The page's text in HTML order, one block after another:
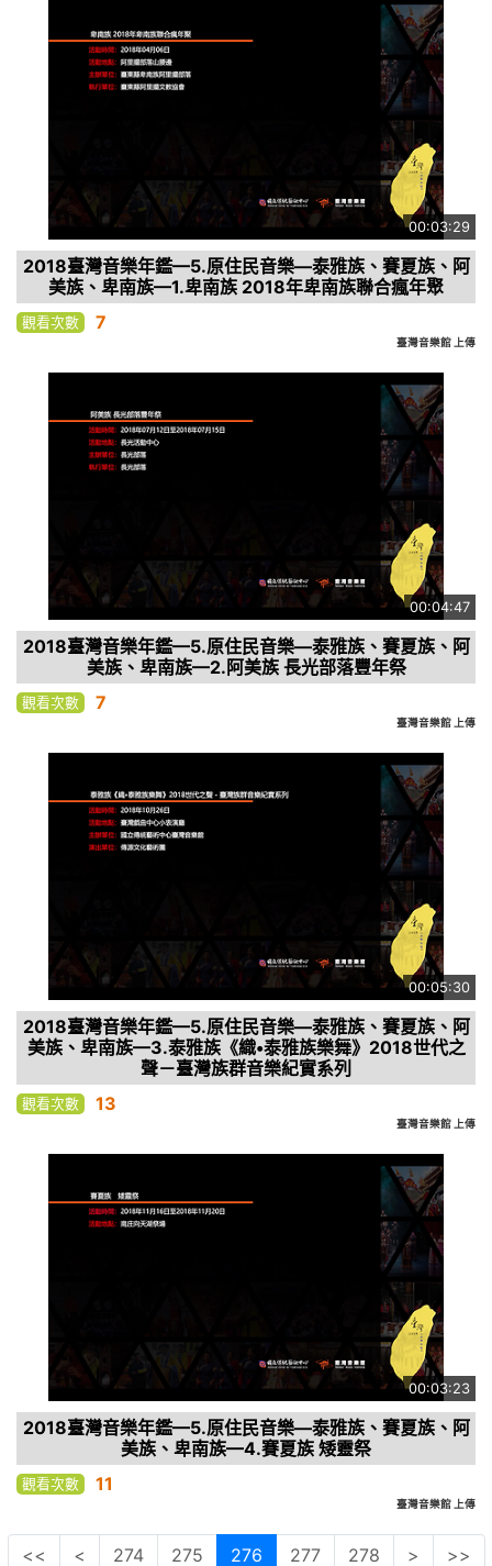
00:03:29
2018臺灣音樂年鑑—5.原住民音樂—泰雅族、賽夏族、阿
美族、卑南族—1.卑南族 2018年卑南族聯合瘋年聚
觀看次數 7
臺灣音樂館 上傳
00:04:47
2018臺灣音樂年鑑—5.原住民音樂—泰雅族、賽夏族、阿
美族、卑南族—2.阿美族 長光部落豐年祭
觀看次數 7
臺灣音樂館 上傳
00:05:30
2018臺灣音樂年鑑—5.原住民音樂—泰雅族、賽夏族、阿
美族、卑南族—3.泰雅族《織•泰雅族樂舞》2018世代之
聲－臺灣族群音樂紀實系列
觀看次數 13
臺灣音樂館 上傳
00:03:23
2018臺灣音樂年鑑—5.原住民音樂—泰雅族、賽夏族、阿
美族、卑南族—4.賽夏族 矮靈祭
觀看次數 11
臺灣音樂館 上傳
<< < 274 275 276 277 278 > >>